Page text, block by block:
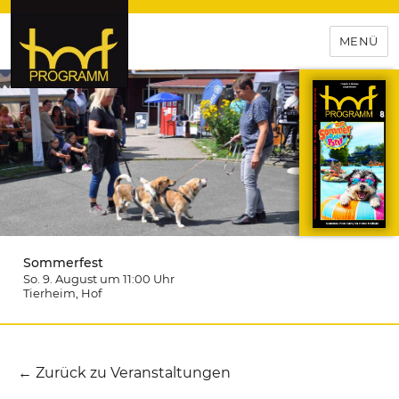
hof-programm – das
Veranstaltungsportal für
Hochfranken
MENÜ
Sommerfest
So. 9. August um 11:00 Uhr
Tierheim , Hof
← Zurück zu Veranstaltungen